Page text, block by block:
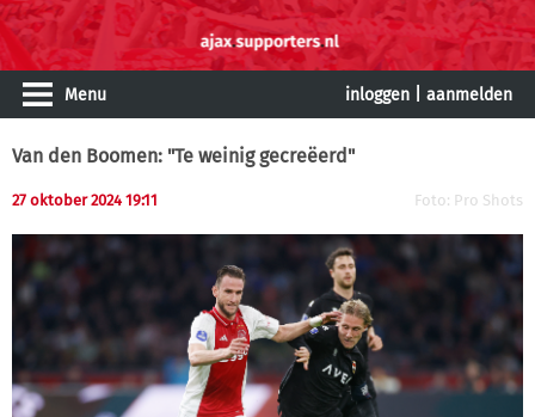
Menu inloggen aanmelden
Van den Boomen: "Te weinig gecreëerd"
27 oktober 2024 19:11 Foto: Pro Shots